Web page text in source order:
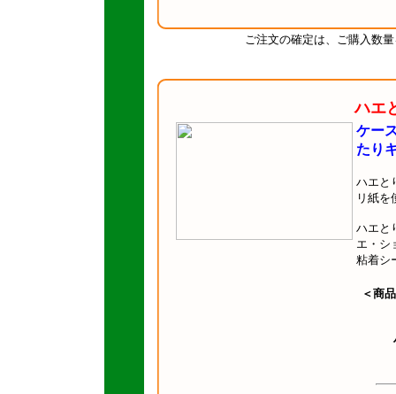
ご注文の確定は、ご購入数
ハエ
ケー
たり
ハエと
リ紙を
ハエと
エ・シ
粘着シ
＜商